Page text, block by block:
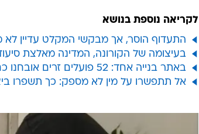
לקריאה נוספת בנושא
התעדוף הוסר, אך מבקשי המקלט עדיין לא
בעיצומה של הקורונה, המדינה מאלצת סיעודית בת 99 למצוא
באתר בנייה אחד: 52 פועלים זרים אובחנו כחולי קורונה ביבנה
אל תתפשרו על מין לא מספק: כך תשפרו